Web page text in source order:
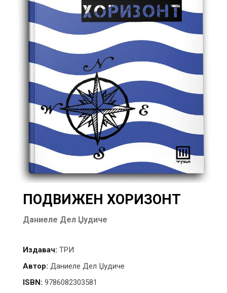
ПОДВИЖЕН ХОРИЗОНТ
Даниеле Дел Џудиче
Издавач: ТРИ
Автор: Даниеле Дел Џудиче
ISBN: 9786082303581